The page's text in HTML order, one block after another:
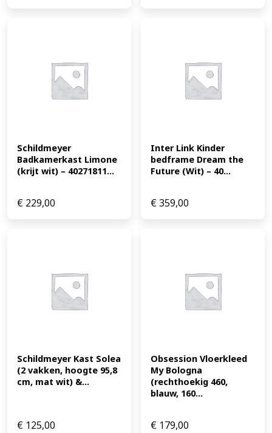
Schildmeyer
Badkamerkast Limone
(krijt wit) – 40271811...
€ 229,00
Inter Link Kinder
bedframe Dream the
Future (Wit) – 40...
€359,00
Schildmeyer Kast Solea
(2 vakken, hoogte 95,8
cm, mat wit) &...
€ 125,00
Obsession Vloerkleed
My Bologna
(rechthoekig 460,
blauw, 160...
€ 179,00